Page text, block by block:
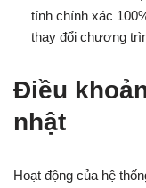
tính chính xác
thay đổi chương
Điều
nhật
Hoạt động của hệ